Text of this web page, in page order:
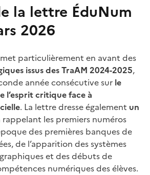
la lettre ÉduNum
2026
particulièrement en avant des
issus des TraAM 2024-2025,
année consécutive sur le
l’esprit critique face à
. La lettre dresse également un
rappelant les premiers numéros
des premières banques de
de l’apparition des systèmes
et des débuts de
numériques des élèves.